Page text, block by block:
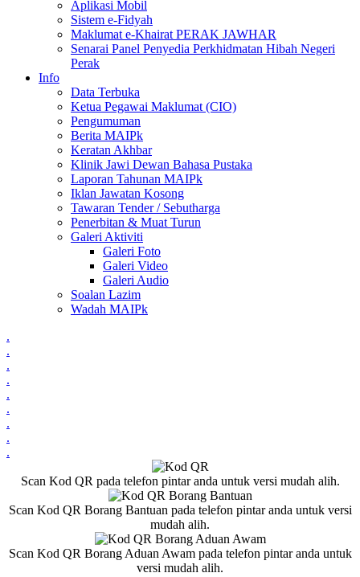
Aplikasi Mobil
Sistem e-Fidyah
Maklumat e-Khairat PERAK JAWHAR
Senarai Panel Penyedia Perkhidmatan Hibah Negeri
Perak
Info
Data Terbuka
Ketua Pegawai Maklumat (CIO)
Pengumuman
Berita MAIPk
Keratan Akhbar
Klinik Jawi Dewan Bahasa Pustaka
Laporan Tahunan MAIPk
Iklan Jawatan Kosong
Tawaran Tender / Sebutharga
Penerbitan & Muat Turun
Galeri Aktiviti
Galeri Foto
Galeri Video
Galeri Audio
Soalan Lazim
Wadah MAIPk
.
.
.
.
.
.
.
.
.
Scan Kod QR pada telefon pintar anda untuk versi mudah alih.
Scan Kod QR Borang Bantuan pada telefon pintar anda untuk versi
mudah alih.
Scan Kod QR Borang Aduan Awam pada telefon pintar anda untuk
versi mudah alih.